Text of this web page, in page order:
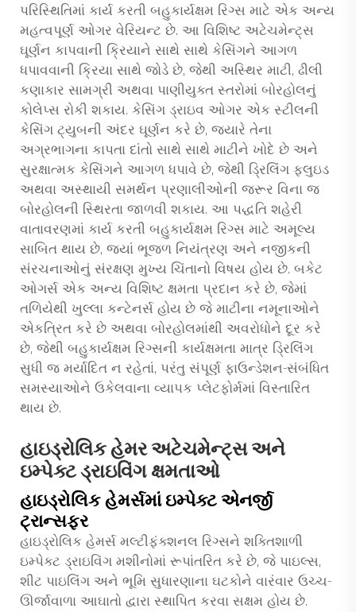
પરિસ્થિતિમાં કાર્ય કરતી બહુકાર્યક્ષમ રિગ્સ માટે એક અન્ય
મહત્વપૂર્ણ ઓગર વેરિયન્ટ છે. આ વિશિષ્ટ અટેચમેન્ટ્સ
ઘૂર્ણન કાપવાની ક્રિયાને સાથે સાથે કેસિંગને આગળ
ધપાવવાની ક્રિયા સાથે જોડે છે, જેથી અસ્થિર માટી, ઢીલી
કણાકાર સામગ્રી અથવા પાણીયુક્ત સ્તરોમાં બોરહોલનું
કોલેપ્સ રોકી શકાય. કેસિંગ ડ્રાઇવ ઓગર એક સ્ટીલની
કેસિંગ ટ્યુબની અંદર ઘૂર્ણન કરે છે, જ્યારે તેના
અગ્રભાગના કાપતા દાંતો સાથે સાથે માટીને ખોદે છે અને
સુરક્ષાત્મક કેસિંગને આગળ ધપાવે છે, જેથી ડ્રિલિંગ ફ્લુઇડ
અથવા અસ્થાયી સમર્થન પ્રણાલીઓની જરૂર વિના જ
બોરહોલની સ્થિરતા જાળવી શકાય. આ પદ્ધતિ શહેરી
વાતાવરણમાં કાર્ય કરતી બહુકાર્યક્ષમ રિગ્સ માટે અમૂલ્ય
સાબિત થાય છે, જ્યાં ભૂજળ નિયંત્રણ અને નજીકની
સંરચનાઓનું સંરક્ષણ મુખ્ય ચિંતાનો વિષય હોય છે. બકેટ
ઓગર્સ એક અન્ય વિશિષ્ટ ક્ષમતા પ્રદાન કરે છે, જેમાં
તળિયેથી ખુલ્લા કન્ટેનર્સ હોય છે જે માટીના નમૂનાઓને
એકત્રિત કરે છે અથવા બોરહોલમાંથી અવરોધોને દૂર કરે
છે, જેથી બહુકાર્યક્ષમ રિગ્સની કાર્યક્ષમતા માત્ર ડ્રિલિંગ
સુધી જ મર્યાદિત ન રહેતાં, પરંતુ સંપૂર્ણ ફાઉન્ડેશન-સંબંધિત
સમસ્યાઓને ઉકેલવાના વ્યાપક પ્લેટફોર્મમાં વિસ્તારિત
થાય છે.
હાઇડ્રોલિક હેમર અટેચમેન્ટ્સ અને
ઇમ્પેક્ટ ડ્રાઇવિંગ ક્ષમતાઓ
હાઇડ્રોલિક હેમર્સમાં ઇમ્પેક્ટ એનર્જી
ટ્રાન્સફર
હાઇડ્રોલિક હેમર્સ મલ્ટીફંક્શનલ રિગ્સને શક્તિશાળી
ઇમ્પેક્ટ ડ્રાઇવિંગ મશીનોમાં રૂપાંતરિત કરે છે, જે પાઇલ્સ,
શીટ પાઇલિંગ અને ભૂમિ સુધારણાના ઘટકોને વારંવાર ઉચ્ચ-
ઊર્જાવાળા આઘાતો દ્વારા સ્થાપિત કરવા સક્ષમ હોય છે.